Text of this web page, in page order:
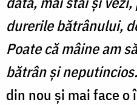
durerile bătrânului,
Poate că mâine am
bătrân și
din nou și mai face o